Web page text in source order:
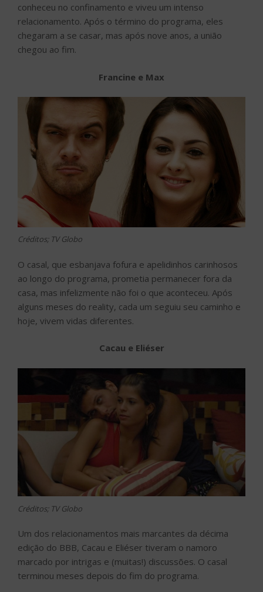
conheceu no confinamento e viveu um intenso
relacionamento. Após o término do programa, eles
chegaram a se casar, mas após nove anos, a união
chegou ao fim.
Francine e Max
Créditos; TV Globo
O casal, que esbanjava fofura e apelidinhos carinhosos
ao longo do programa, prometia permanecer fora da
casa, mas infelizmente não foi o que aconteceu. Após
alguns meses do reality, cada um seguiu seu caminho e
hoje, vivem vidas diferentes.
Cacau e Eliéser
Créditos; TV Globo
Um dos relacionamentos mais marcantes da décima
edição do BBB, Cacau e Eliéser tiveram o namoro
marcado por intrigas e (muitas!) discussões. O casal
terminou meses depois do fim do programa.